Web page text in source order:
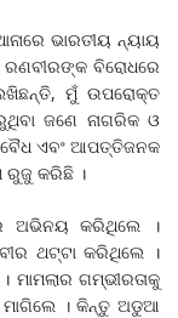
ଭାରତୀୟ ନ୍ୟାୟ
ରଣବୀରଙ୍କ ବିରୋଧରେ
ମୁଁ ଉପରୋକ୍ତ
ଜଣେ ନାଗରିକ ଓ
ଏବଂ ଆପତ୍ତିଜନକ
ରୁଜୁ କରିଛି ।
ଅଭିନୟ କରିଥିଲେ ।
ଥଟ୍ଟା କରିଥିଲେ ।
ମାମଲାର ଗମ୍ଭୀରତାକୁ
। କିନ୍ତୁ ଅଡୁଆ